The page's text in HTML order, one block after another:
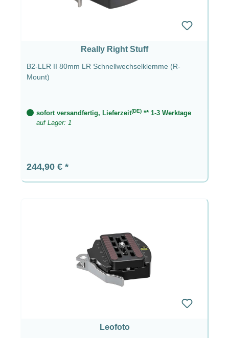
Really Right Stuff
B2-LLR II 80mm LR Schnellwechselklemme (R-
Mount)
sofort versandfertig, Lieferzeit(DE) ** 1-3 Werktage
auf Lager: 1
Regulärer Preis:
244,90 €
Leofoto